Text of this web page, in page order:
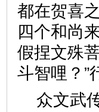
都在贺喜
四个和尚
假捏文殊
斗智哩？”
众文武